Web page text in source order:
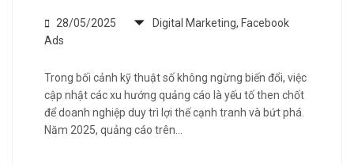
28/05/2025 Digital Marketing, Facebook
Ads
Trong bối cảnh kỹ thuật số không ngừng biến đổi, việc
cập nhật các xu hướng quảng cáo là yếu tố then chốt
để doanh nghiệp duy trì lợi thế cạnh tranh và bứt phá.
Năm 2025, quảng cáo trên…